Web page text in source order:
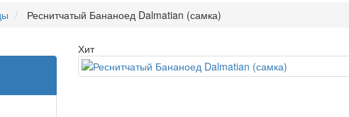
Реснитчатый Бананоед Dalmatian (самка)
Хит